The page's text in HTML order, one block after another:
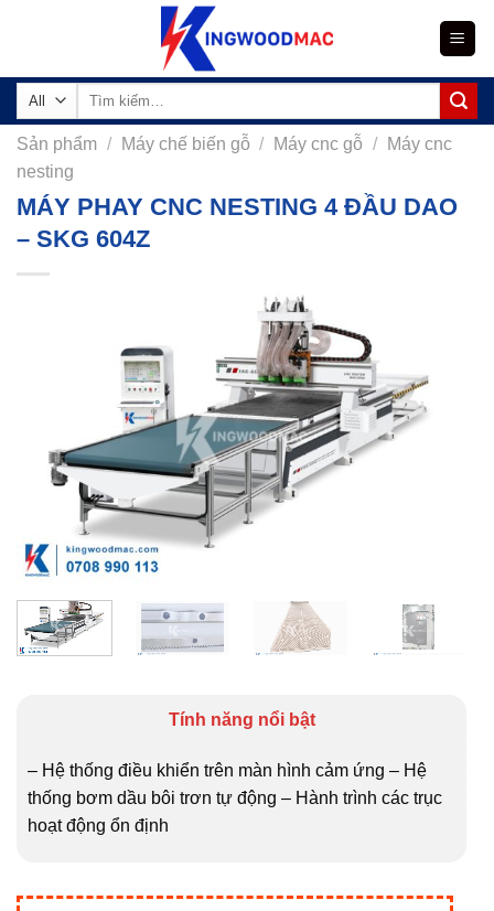
Tìm
Sản phẩm / Máy chế biến gỗ / Máy cnc gỗ /
Máy cnc
nesting
MÁY PHAY CNC NESTING 4 ĐẦU DAO
– SKG 604Z
Tính năng nổi bật
– Hệ thống điều khiển trên màn hình cảm ứng – Hệ
thống bơm dầu bôi trơn tự động – Hành trình các trục
hoạt động ổn định